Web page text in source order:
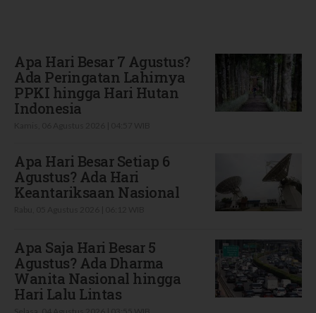
Apa Hari Besar 7 Agustus?
Ada Peringatan Lahirnya
PPKI hingga Hari Hutan
Indonesia
Apa Hari Besar Setiap 6
Agustus? Ada Hari
Keantariksaan Nasional
Apa Saja Hari Besar 5
Agustus? Ada Dharma
Wanita Nasional hingga
Hari Lalu Lintas